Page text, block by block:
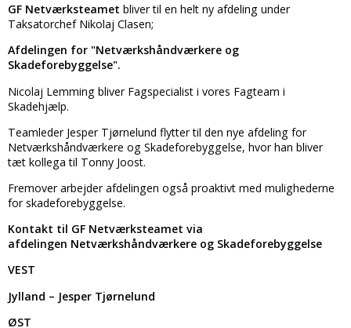
GF Netværksteamet bliver til en helt ny afdeling under
Taksatorchef Nikolaj Clasen;
Afdelingen for "Netværkshåndværkere og
Skadeforebyggelse".
Nicolaj Lemming bliver Fagspecialist i vores Fagteam i
Skadehjælp.
Teamleder Jesper Tjørnelund flytter til den nye afdeling for
Netværkshåndværkere og Skadeforebyggelse, hvor han bliver
tæt kollega til Tonny Joost.
Fremover arbejder afdelingen også proaktivt med mulighederne
for skadeforebyggelse.
Kontakt til GF Netværksteamet via
afdelingen Netværkshåndværkere og Skadeforebyggelse
VEST
Jylland – Jesper Tjørnelund
ØST